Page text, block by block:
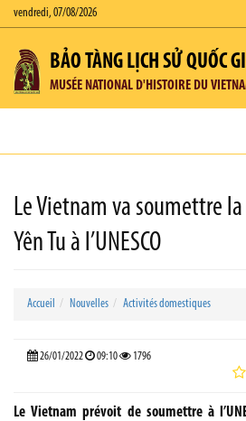
vendredi, 07/08/2026
BẢO TÀNG LỊCH SỬ QUỐC
MUSÉE NATIONAL D'HISTOIRE DU
Le Vietnam va soumettre
Yên Tu à l’UNESCO
Accueil Nouvelles Activités domestiques
26/01/2022 09:10 1796
Le Vietnam prévoit de soumettre à